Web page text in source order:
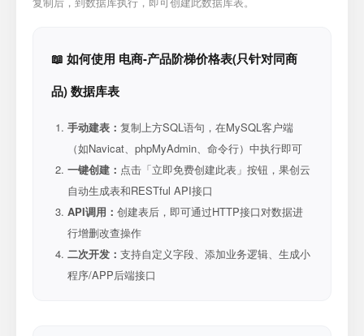
📖 如何使用 电商-产品阶梯价格表(只针对同商
品) 数据库表
手动建表： 复制上方SQL语句，在MySQL客户端
（如Navicat、phpMyAdmin、命令行）中执行即可
一键创建： 点击「立即免费创建此表」按钮，果创云
自动生成表和RESTful API接口
API调用： 创建表后，即可通过HTTP接口对数据进
行增删改查操作
二次开发： 支持自定义字段、添加业务逻辑、生成小
程序/APP后端接口